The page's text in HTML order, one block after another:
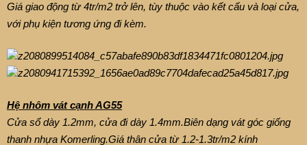
Giá giao động từ 4tr/m2 trở lên, tùy thuộc vào kết cấu và loại cửa,
với phụ kiện tương ứng đi kèm.
Hệ nhôm vát cạnh AG55
Cửa sổ dày 1.2mm, cửa đi dày 1.4mm.Biên dạng vát góc giống
thanh nhựa Komerling.Giá thân cửa từ 1.2-1.3tr/m2 kính